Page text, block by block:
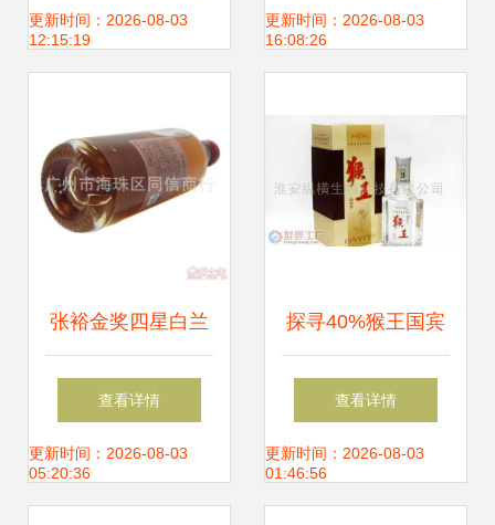
酒Bar，High爆解
更新时间：2026-08-03
12:15:19
干红葡萄酒的魅力
更新时间：2026-08-03
16:08:26
张裕金奖四星白兰
地 品味经典，馈赠
佳选——记广州市
查看详情
更新时间：2026-08-03
05:20:36
探寻40%猴王国宾
酒的批发市场与厂
家信息
查看详情
更新时间：2026-08-03
01:46:56